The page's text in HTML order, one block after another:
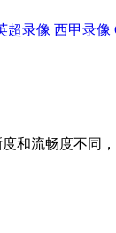
超录像 西甲录像
和流畅度不同